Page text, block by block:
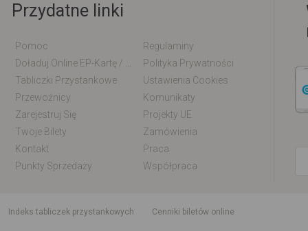
Przydatne linki
Pomoc
Regulaminy
Polityka Prywatności
Tabliczki Przystankowe
Ustawienia Cookies
Przewoźnicy
Komunikaty
Zarejestruj Się
Projekty UE
Twoje Bilety
Zamówienia
Kontakt
Praca
Punkty Sprzedaży
Współpraca
indeks tabliczek przystankowych
Cenniki biletów online